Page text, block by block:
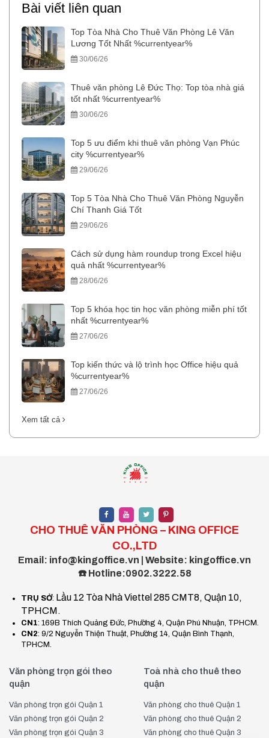
Bài viết liên quan
Top Tòa Nhà Cho Thuê Văn Phòng Lê Văn
Lương Tốt Nhất %currentyear%
30/06/26
Thuê văn phòng Lê Đức Thọ: Top tòa nhà giá
tốt nhất %currentyear%
30/06/26
Top 5 ưu điểm khi thuê văn phòng Vạn Phúc
city %currentyear%
29/06/26
Top 5 Tòa Nhà Cho Thuê Văn Phòng Nguyễn
Chí Thanh Giá Tốt
29/06/26
Cách sử dụng hàm roundup trong Excel hiệu
quả nhất %currentyear%
28/06/26
Top 5 khóa học tin học văn phòng miễn phí tốt
nhất %currentyear%
27/06/26
Top kiến thức và lộ trình học Office hiệu quả
%currentyear%
27/06/26
Xem tất cả
CHO THUÊ VĂN PHÒNG – KING OFFICE
CO.,LTD
Email: info@kingoffice.vn | Website: kingoffice.vn
☎️ Hotline:0902.3222.58
TRỤ SỞ: Lầu 12 Tòa Nhà Viettel 285 CMT8, Quận 10,
TPHCM.
CN1: 169B Thích Quảng Đức, Phường 4, Quận Phú Nhuận, TPHCM.
CN2: 9/2 Nguyễn Thiện Thuật, Phường 14, Quận Bình Thạnh,
TPHCM.
Văn phòng trọn gói theo
quận
Văn phòng trọn gói Quận 1
Văn phòng trọn gói Quận 2
Văn phòng trọn gói Quận 3
Toà nhà cho thuê theo
quận
Văn phòng cho thuê Quận 1
Văn phòng cho thuê Quận 2
Văn phòng cho thuê Quận 3